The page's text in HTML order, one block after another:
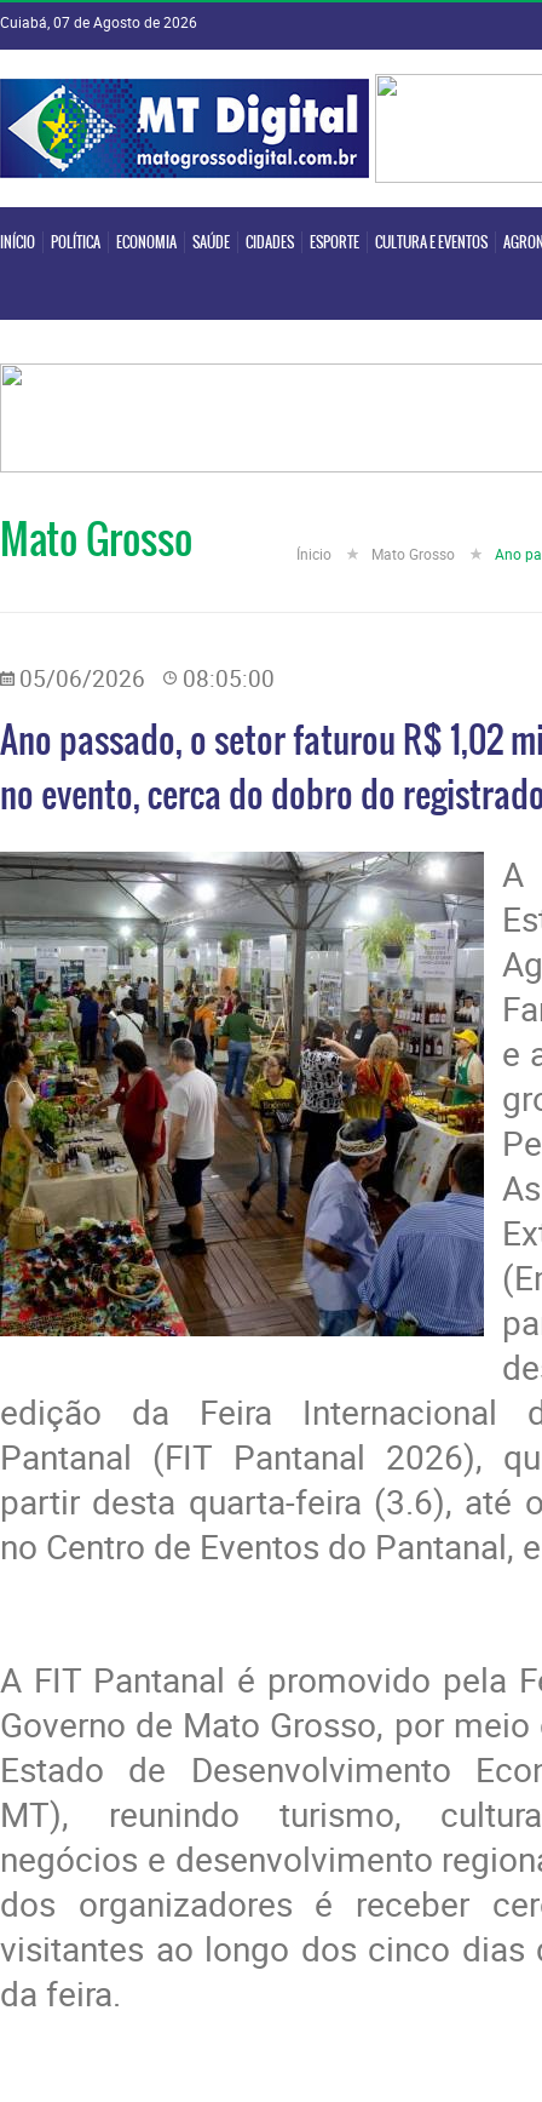
Cuiabá, 07 de Agosto de 2026
INÍCIO POLÍTICA ECONOMIA SAÚDE CIDADES ESPORTE CULTURA E EVENTOS
INÍCIO POLÍTICA ECONOMIA SAÚDE
Mato Grosso Ínicio Mato Grosso Ano
05/06/2026 08:05:00
Ano passado, o setor faturou R$ 1,02
no evento, cerca do dobro do
A
e
edição da Feira Internacional
Pantanal (FIT Pantanal 2026),
partir desta quarta-feira (3.6), até
no Centro de Eventos do Pantanal,
A FIT Pantanal é promovido pela
Governo de Mato Grosso, por
Estado de Desenvolvimento
MT), reunindo turismo,
negócios e desenvolvimento
dos organizadores é receber
visitantes ao longo dos cinco dias
da feira.